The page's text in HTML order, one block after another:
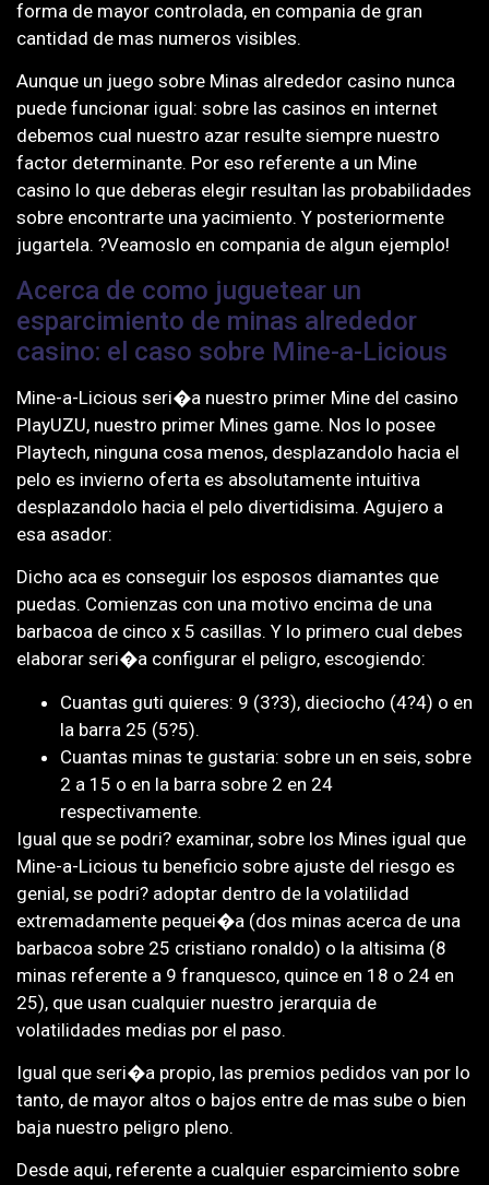
forma de mayor controlada, en compania de gran
cantidad de mas numeros visibles.
Aunque un juego sobre Minas alrededor casino nunca
puede funcionar igual: sobre las casinos en internet
debemos cual nuestro azar resulte siempre nuestro
factor determinante. Por eso referente a un Mine
casino lo que deberas elegir resultan las probabilidades
sobre encontrarte una yacimiento. Y posteriormente
jugartela. ?Veamoslo en compania de algun ejemplo!
Acerca de como juguetear un
esparcimiento de minas alrededor
casino: el caso sobre Mine-a-Licious
Mine-a-Licious seri�a nuestro primer Mine del casino
PlayUZU, nuestro primer Mines game. Nos lo posee
Playtech, ninguna cosa menos, desplazandolo hacia el
pelo es invierno oferta es absolutamente intuitiva
desplazandolo hacia el pelo divertidisima. Agujero a
esa asador:
Dicho aca es conseguir los esposos diamantes que
puedas. Comienzas con una motivo encima de una
barbacoa de cinco x 5 casillas. Y lo primero cual debes
elaborar seri�a configurar el peligro, escogiendo:
Cuantas guti quieres: 9 (3?3), dieciocho (4?4) o en
la barra 25 (5?5).
Cuantas minas te gustaria: sobre un en seis, sobre
2 a 15 o en la barra sobre 2 en 24
respectivamente.
Igual que se podri? examinar, sobre los Mines igual que
Mine-a-Licious tu beneficio sobre ajuste del riesgo es
genial, se podri? adoptar dentro de la volatilidad
extremadamente pequei�a (dos minas acerca de una
barbacoa sobre 25 cristiano ronaldo) o la altisima (8
minas referente a 9 franquesco, quince en 18 o 24 en
25), que usan cualquier nuestro jerarquia de
volatilidades medias por el paso.
Igual que seri�a propio, las premios pedidos van por lo
tanto, de mayor altos o bajos entre de mas sube o bien
baja nuestro peligro pleno.
Desde aqui, referente a cualquier esparcimiento sobre